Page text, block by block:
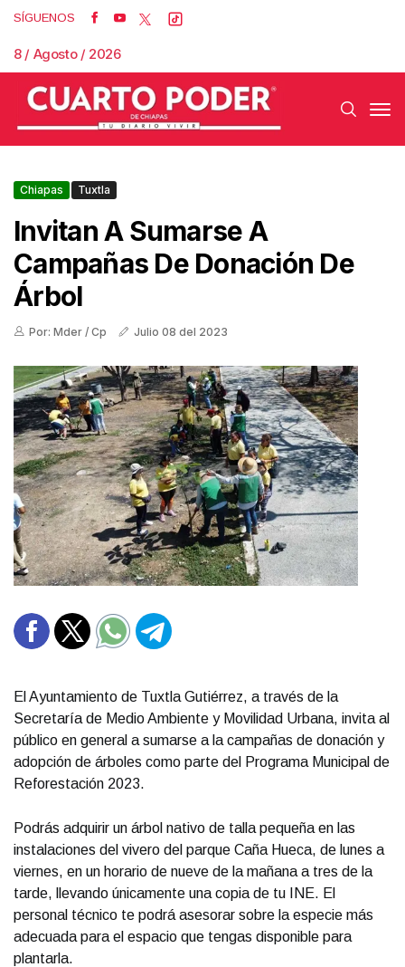
SÍGUENOS
8 / Agosto / 2026
Chiapas Tuxtla
Invitan A Sumarse A
Campañas De Donación De
Árbol
Por: Mder / Cp Julio 08 del 2023
El Ayuntamiento de Tuxtla Gutiérrez, a través de la
Secretaría de Medio Ambiente y Movilidad Urbana, invita al
público en general a sumarse a la campañas de donación y
adopción de árboles como parte del Programa Municipal de
Reforestación 2023.
Podrás adquirir un árbol nativo de talla pequeña en las
instalaciones del vivero del parque Caña Hueca, de lunes a
viernes, en un horario de nueve de la mañana a tres de la
tarde, llevando únicamente una copia de tu INE. El
personal técnico te podrá asesorar sobre la especie más
adecuada para el espacio que tengas disponible para
plantarla.